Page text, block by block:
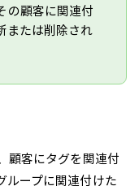
の顧客に関連付
または削除され
顧客にタグを関連付
ループに関連付けた